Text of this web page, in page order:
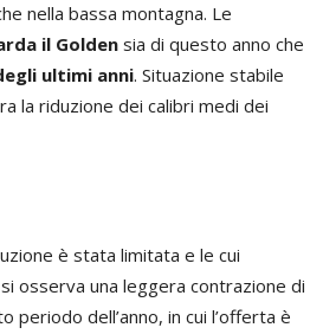
nella bassa montagna. Le
il Golden sia di questo anno che
ultimi anni. Situazione stabile
la riduzione dei calibri medi dei
è stata limitata e le cui
osserva una leggera contrazione di
periodo dell’anno, in cui l’offerta è